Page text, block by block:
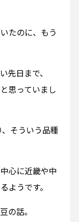
たのに、もう
先日まで、
思っていまし
そういう品種
心に近畿や中
ようです。
の話。